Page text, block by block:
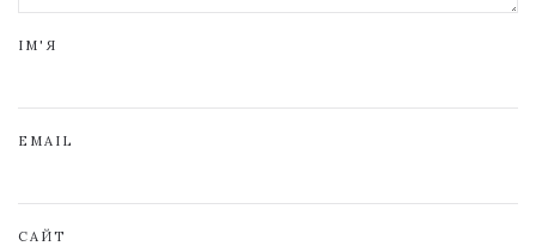
ІМ'Я
EMAIL
САЙТ